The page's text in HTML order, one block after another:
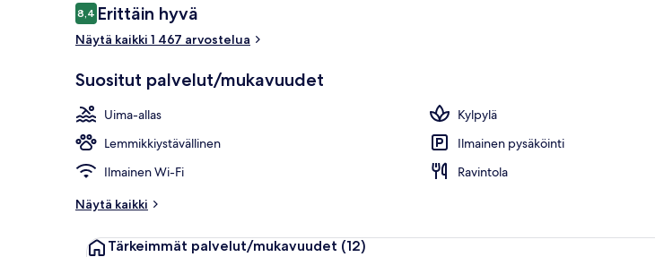
Arvostelut
8,48,4 kautta 10.
Erittäin hyvä
Näytä kaikki 1 467 arvostelua
Suositut palvelut/mukavuudet
Uima-allas
Kylpylä
Lemmikkiystävällinen
Ilmainen pysäköinti
Ilmainen Wi-Fi
Ravintola
Näytä kaikki
Tärkeimmät palvelut/mukavuudet (12)